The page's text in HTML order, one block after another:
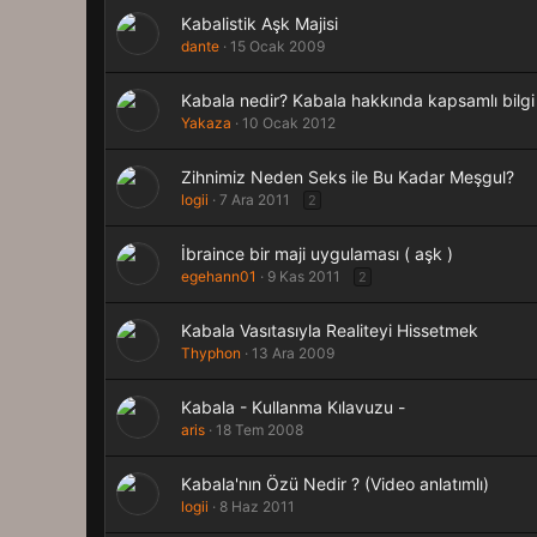
Kabalistik Aşk Majisi
dante 15 Ocak 2009
Kabala nedir? Kabala hakkında kapsamlı
Yakaza 10 Ocak 2012
Zihnimiz Neden Seks ile Bu Kadar Meşgul?
logii 7 Ara 2011 2
İbraince bir maji uygulaması ( aşk )
egehann01 9 Kas 2011 2
Kabala Vasıtasıyla Realiteyi Hissetmek
Thyphon 13 Ara 2009
Kabala - Kullanma Kılavuzu -
aris 18 Tem 2008
Kabala'nın Özü Nedir ? (Video anlatımlı)
logii 8 Haz 2011